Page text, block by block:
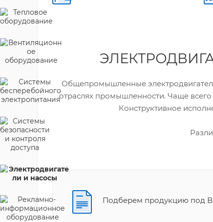
Общепромышленные
отраслях промышленности. Чаще
Конструктивное
Подберем продукцию под